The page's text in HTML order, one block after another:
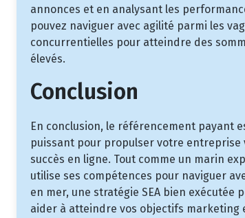
annonces et en analysant les
pouvez naviguer avec agilité parmi les
concurrentielles pour atteindre des
élevés.
Conclusion
En conclusion, le référencement payant
puissant pour propulser votre entreprise
succès en ligne. Tout comme un marin
utilise ses compétences pour naviguer
en mer, une stratégie SEA bien exécutée
aider à atteindre vos objectifs marketing